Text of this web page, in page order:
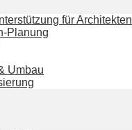
für Architekten
Planung
Umbau